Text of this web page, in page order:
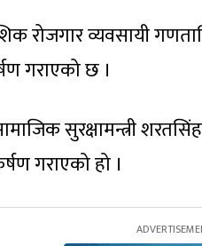
रोजगार व्यवसायी
गराएको छ ।
सुरक्षामन्त्री
गराएको हो ।